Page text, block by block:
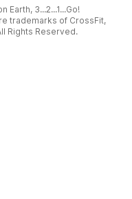
Earth, 3...2...1...Go!
trademarks of CrossFit,
Rights Reserved.